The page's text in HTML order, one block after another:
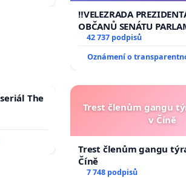
na přijetí usnesení k
žaloby na
‼️VELEZRADA
OBČANŮ SENÁTU
vyhlášení veřejného
na přijetí usnesení k
42 737 podpisů
Oznámení o
The
Trest členům gangu
v Číně
Trest členům gangu
Číně
7 748 podpisů